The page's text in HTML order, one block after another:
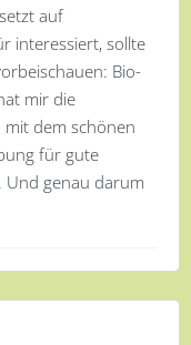
auf
interessiert, sollte
Bio-
mir die
mit dem schönen
für gute
Und genau darum